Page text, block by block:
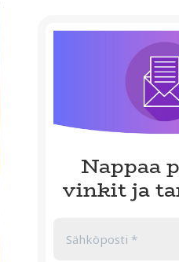
Nappaa
vinkit ja